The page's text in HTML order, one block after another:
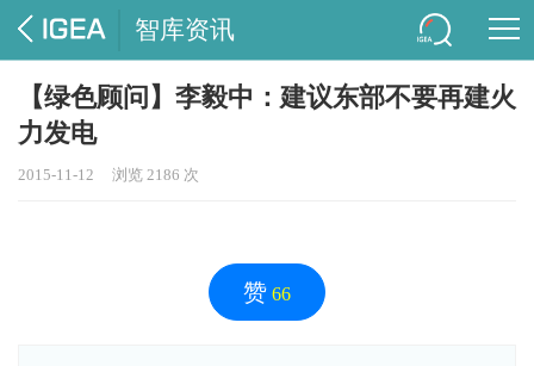
智库资讯
【绿色顾问】李毅中：建议东部不要再建火
力发电
2015-11-12 浏览 2186 次
赞 66